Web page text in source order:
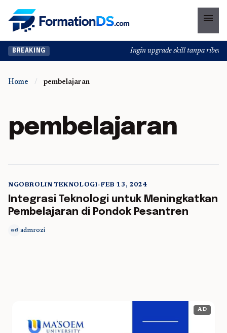
menu
BREAKING Ingin upgrade skill tanpa ribet?
Home / pembelajaran
pembelajaran
5 min read
NGOBROLIN TEKNOLOGI•FEB 13, 2024
Integrasi Teknologi untuk Meningkatkan
Pembelajaran di Pondok Pesantren
ad admrozi
AD